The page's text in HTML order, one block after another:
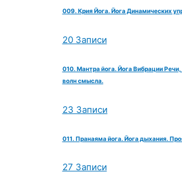
009. Крия Йога. Йога Динамических
20 Записи
010. Мантра йога. Йога Вибрации
волн смысла.
23 Записи
011. Пранаяма йога. Йога дыхания.
27 Записи